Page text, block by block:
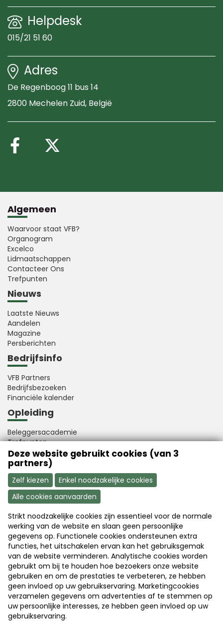
Helpdesk
015/21 51 60
Adres
De Regenboog 11 bus 14
2800 Mechelen Zuid, België
Volg ons op Facebook
Algemeen
Waarvoor staat VFB?
Organogram
Excelco
Lidmaatschappen
Contacteer Ons
Trefpunten
Nieuws
Laatste Nieuws
Aandelen
Magazine
Persberichten
Bedrijfsinfo
VFB Partners
Bedrijfsbezoeken
Financiële kalender
Opleiding
Beleggersacademie
Trefpunten
Educatief
Boeken
Evenementen
Congressen
Trefpunt evenementen
Webinars
Afgelopen evenementen
Presentaties en foto's afgelopen events
Clubs & Trefpunten
Clubwijzer
Clubs zoeken leden
Club trefpunten
Deze website gebruikt cookies (van 3
partners)
Zelf kiezen
Enkel noodzakelijke cookies
Alle cookies aanvaarden
Strikt noodzakelijke cookies zijn essentieel voor de normale
werking van de website en slaan geen persoonlijke
gegevens op. Functionele cookies ondersteunen extra
functies, het uitschakelen ervan kan het gebruiksgemak
van de website verminderen. Analytische cookies worden
gebruikt om bij te houden hoe bezoekers onze website
gebruiken en om de prestaties te verbeteren, ze hebben
geen invloed op uw gebruikservaring. Marketingcookies
verzamelen gegevens om advertenties af te stemmen op
uw persoonlijke interesses, ze hebben geen invloed op uw
gebruikservaring.